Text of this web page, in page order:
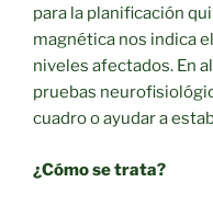
para la planificación
magnética nos indica
niveles afectados. En
pruebas
cuadro o ayudar a
¿Cómo se trata?